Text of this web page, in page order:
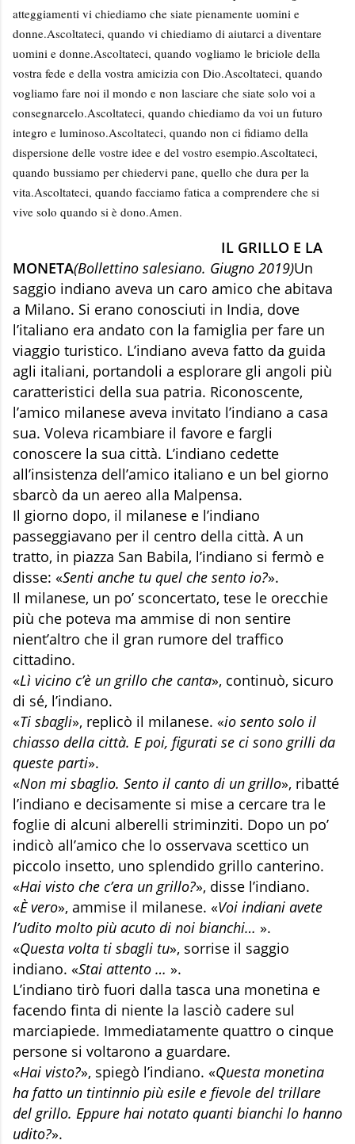
atteggiamenti vi chiediamo che siate pienamente uomini e
donne.Ascoltateci, quando vi chiediamo di aiutarci a diventare
uomini e donne.Ascoltateci, quando vogliamo le briciole della
vostra fede e della vostra amicizia con Dio.Ascoltateci, quando
vogliamo fare noi il mondo e non lasciare che siate solo voi a
consegnarcelo.Ascoltateci, quando chiediamo da voi un futuro
integro e luminoso.Ascoltateci, quando non ci fidiamo della
dispersione delle vostre idee e del vostro esempio.Ascoltateci,
quando bussiamo per chiedervi pane, quello che dura per la
vita.Ascoltateci, quando facciamo fatica a comprendere che si
vive solo quando si è dono.Amen.
IL GRILLO E LA
MONETA(Bollettino salesiano. Giugno 2019)Un
saggio indiano aveva un caro amico che abitava
a Mi­lano. Si erano conosciuti in India, dove
l’italiano era an­dato con la famiglia per fare un
viaggio turistico. L’india­no aveva fatto da guida
agli italiani, portandoli a esplorare gli angoli più
caratteristici della sua patria. Riconoscente,
l’amico milanese aveva invitato l’indiano a casa
sua. Voleva ricambiare il favore e fargli
conoscere la sua città. L’indiano cedette
all’insistenza dell’amico italiano e un bel giorno
sbarcò da un aereo alla Malpensa.
Il giorno dopo, il milanese e l’india­no
passeggiavano per il centro della città. A un
tratto, in piazza San Babila, l’indiano si fermò e
disse: «Senti anche tu quel che sento io?».
Il milanese, un po’ sconcertato, tese le orecchie
più che poteva ma ammise di non sentire
nient’altro che il gran rumore del traffico
cittadino.
«Lì vicino c’è un grillo che canta», continuò, sicuro
di sé, l’indiano.
«Ti sbagli», replicò il milanese. «io sento solo il
chiasso della città. E poi, figurati se ci sono grilli da
que­ste parti».
«Non mi sbaglio. Sento il canto di un grillo», ribatté
l’indiano e de­cisamente si mise a cercare tra le
foglie di alcuni alberelli striminziti. Dopo un po’
indicò all’amico che lo osservava scettico un
piccolo insetto, uno splendido grillo canterino.
«Hai visto che c’era un grillo?», disse l’indiano.
«È vero», ammise il milanese. «Voi indiani avete
l’udito molto più acuto di noi bianchi… ».
«Questa volta ti sbagli tu», sorrise il saggio
indiano. «Stai attento … ».
L’indiano tirò fuori dalla tasca una monetina e
facendo finta di niente la lasciò cadere sul
marciapiede. Immediatamente quattro o cinque
persone si voltarono a guardare.
«Hai visto?», spiegò l’indiano. «Questa monetina
ha fatto un tintinnio più esile e fievole del trillare
del grillo. Eppure hai notato quanti bianchi lo hanno
udito?».